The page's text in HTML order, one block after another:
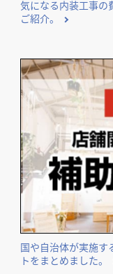
エリア・業種などの
開しています。